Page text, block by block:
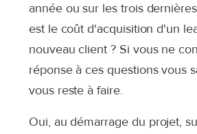
année ou sur les trois
est le coût d'acquisition d'un
nouveau client ? Si vous ne
réponse à ces questions vous
vous reste à faire.
Oui, au démarrage du projet,